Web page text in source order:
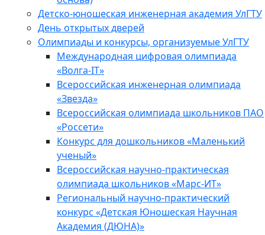
Детско-юношеская инженерная академия УлГТУ
День открытых дверей
Олимпиады и конкурсы, организуемые УлГТУ
Международная цифровая олимпиада
«Волга-IT»
Всероссийская инженерная олимпиада
«Звезда»
Всероссийская олимпиада школьников ПАО
«Россети»
Конкурс для дошкольников «Маленький
ученый»
Всероссийская научно-практическая
олимпиада школьников «Марс-ИТ»
Региональный научно-практический
конкурс «Детская Юношеская Научная
Академия (ДЮНА)»